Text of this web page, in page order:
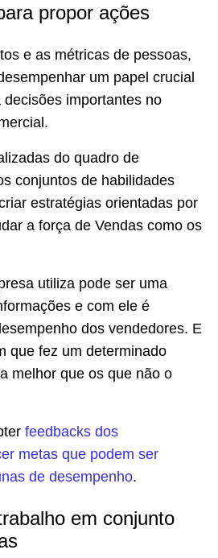
propor ações
e as métricas de pessoas,
um papel crucial
importantes no
do quadro de
conjuntos de habilidades
estratégias orientadas por
a força de Vendas como os
utiliza pode ser uma
e com ele é
dos vendedores. E
que fez um determinado
melhor que os que não o
feedbacks dos
metas que podem ser
de desempenho.
em conjunto